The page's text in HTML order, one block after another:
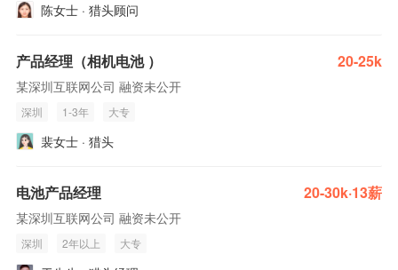
陈女士 · 猎头顾问
产品经理（相机电池 ） 20-25k
某深圳互联网公司 融资未公开
深圳 1-3年 大专
裴女士 · 猎头
电池产品经理 20-30k·13薪
某深圳互联网公司 融资未公开
深圳 2年以上 大专